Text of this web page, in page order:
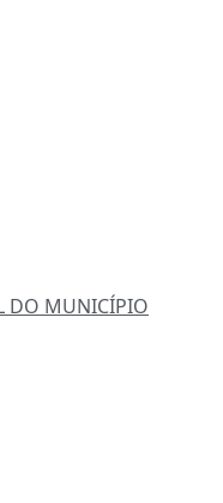
DO MUNICÍPIO